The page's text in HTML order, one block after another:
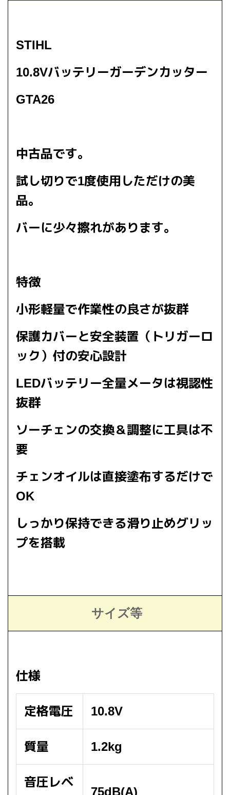
STIHL
10.8Vバッテリーガーデンカッター
GTA26
中古品です。
試し切りで1度使用しただけの美
品。
バーに少々擦れがあります。
特徴
小形軽量で作業性の良さが抜群
保護カバーと安全装置（トリガーロ
ック）付の安心設計
LEDバッテリー全量メータは視認性
抜群
ソーチェンの交換＆調整に工具は不
要
チェンオイルは直接塗布するだけで
OK
しっかり保持できる滑り止めグリッ
プを搭載
サイズ等
仕様
定格電圧 10.8V
質量 1.2kg
音圧レベ
75dB(A)